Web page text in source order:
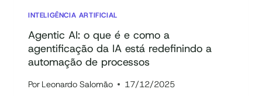
INTELIGÊNCIA ARTIFICIAL
Agentic AI: o que é e como a
agentificação da IA está redefinindo a
automação de processos
Por Leonardo Salomão 17/12/2025